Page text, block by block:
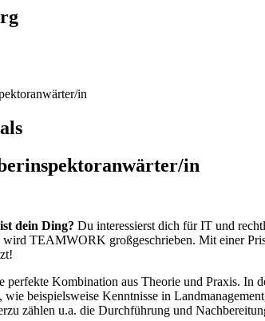
in
als
in
dein Ding? Du interessierst dich für IT und
TEAMWORK großgeschrieben. Mit einer
perfekte Kombination aus Theorie und Praxis. In
wie beispielsweise Kenntnisse in
zählen u.a. die Durchführung und